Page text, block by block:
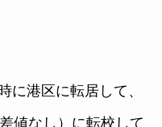
に港区に転居して、
値なし）に転校して